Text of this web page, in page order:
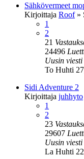
Sähkövermeet
Kirjoittaja Roof»
1
2
21
24496
Uusin viesti
To Huhti
Sidi Adventure 2
Kirjoittaja juhhyto
1
2
23
29607
Uusin viesti
La Huhti